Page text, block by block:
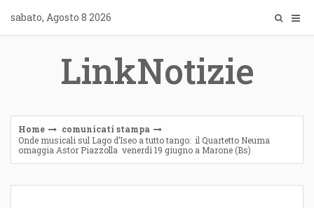
content
sabato, Agosto 8 2026
LinkNotizie
Home
comunicati stampa
Onde musicali sul Lago d’Iseo a tutto tango: il Quartetto Neuma
omaggia Astor Piazzolla venerdì 19 giugno a Marone (Bs)